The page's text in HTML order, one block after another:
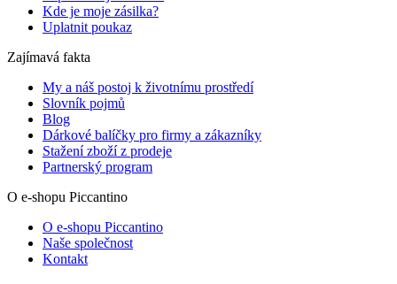
Kde je moje zásilka?
Uplatnit poukaz
Zajímavá fakta
My a náš postoj k životnímu prostředí
Slovník pojmů
Blog
Dárkové balíčky pro firmy a zákazníky
Stažení zboží z prodeje
Partnerský program
O e-shopu Piccantino
O e-shopu Piccantino
Naše společnost
Kontakt